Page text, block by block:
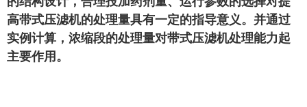
高带式压滤机的处理量具有一定的指导意义。并通过
实例计算，浓缩段的处理量对带式压滤机处理能力起
主要作用。